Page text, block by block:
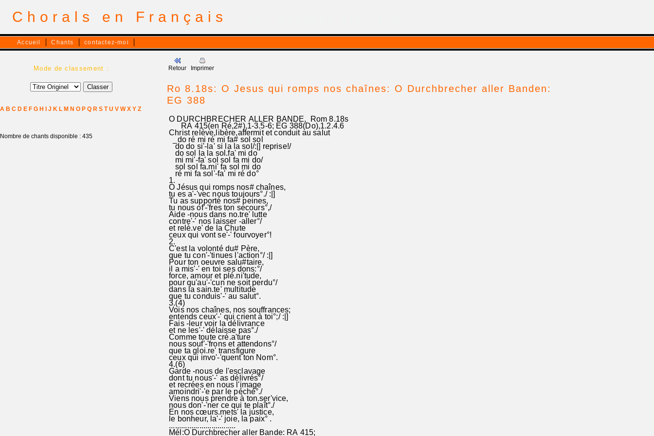
Chorals en Français
Accueil Chants contactez-moi
Mode de classement :
A B C D E F G H J K L M N O P Q R S T U V W X Y Z
Nombre de chants disponible : 435
Retour Imprimer
Ro 8.18s: O Jesus qui romps nos chaînes: O Durchbrecher aller Banden:
EG 388
O DURCHBRECHER ALLER BANDE, Rom 8.18s
RA 415(en Ré,2#),1-3.5-6; EG 388(Do),1.2.4.6
Christ relève,libère,affermit et conduit au salut
_do ré mi ré mi fa# sol sol
do do si'-la' si la la sol/:|] reprise!/
do sol la la sol.fa' mi do
mi mi'-fa' sol sol fa mi do/
sol sol fa.mi' fa sol mi do
ré mi fa sol'-fa' mi ré do°
1.
O Jésus qui romps nos# chaînes,
tu es a'-'vec nous toujours°./ :|]
Tu as supporté nos# peines,
tu nous of'-'fres ton secours°,/
Aide -nous dans no.tre' lutte
contre'-' nos laisser -aller°/
et relè.ve' de la Chute
ceux qui vont se'-' fourvoyer°!
2.
C'est la volonté du# Père,
que tu con'-'tinues l'action°/ :|]
Pour ton oeuvre salu#taire,
il a mis'-' en toi ses dons:°/
force, amour et plé.ni'tude,
pour qu'au'-'cun ne soit perdu°/
dans la sain.te' multitude
que tu conduis'-' au salut°.
3.(4)
Vois nos chaînes, nos souffrances;
entends ceux'-' qui crient à toi°;/ :|]
Fais -leur voir la délivrance
et ne les'-' délaisse pas°./
Comme toute cré.a'ture
nous souf'-'frons et attendons°/
que ta gloi.re' transfigure
ceux qui invo'-'quent ton Nom°.
4.(6)
Garde -nous de l'esclavage
dont tu nous'-' as délivrés°/
et recrées en nous l'image
amoindri'-'e par le péché°./
Viens nous prendre à ton.ser'vice,
nous don'-'ner ce qui te plaît°./
En nos cœurs.mets' la justice,
le bonheur, la'-' joie, la paix° .
.................................
Mél:O Durchbrecher aller Bande: RA 415;